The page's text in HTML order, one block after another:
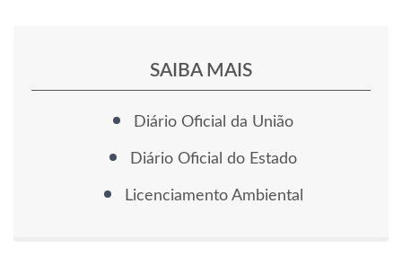
SAIBA MAIS
Diário Oficial da União
Diário Oficial do Estado
Licenciamento Ambiental